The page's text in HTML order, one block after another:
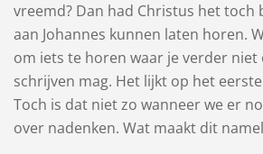
vreemd? Dan had Christus het toch
aan Johannes kunnen laten horen.
om iets te horen waar je verder niet
schrijven mag. Het lijkt op het
Toch is dat niet zo wanneer we er
over nadenken. Wat maakt dit